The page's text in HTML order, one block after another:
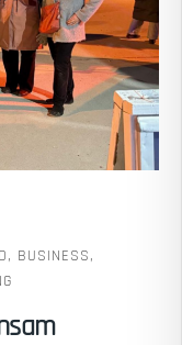
, BUSINESS,